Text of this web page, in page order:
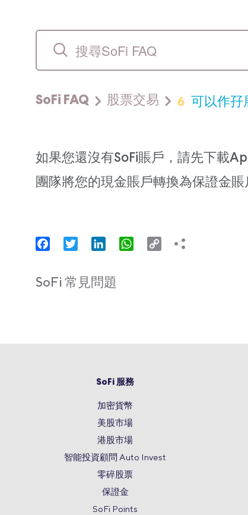
SoFi FAQ 股票交易 6 可以作孖
如果您還沒有SoFi賬戶，請先下載
團隊將您的現金賬戶轉換為保證金賬
FacebookTwitter LinkedInWhatsApp
Copy
SoFi 常見問題
SoFi 服務
加密貨幣
美股市場
港股市場
智能投資顧問 Auto Invest
零碎股票
保證金
SoFi Points